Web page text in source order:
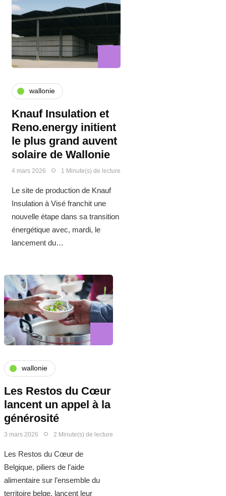
wallonie
Knauf Insulation et
Reno.energy initient
le plus grand auvent
solaire de Wallonie
4 mars 2026 1 Minute(s) de lecture
Le site de production de Knauf
Insulation à Visé franchit une
nouvelle étape dans sa transition
énergétique avec, mardi, le
lancement du…
wallonie
Les Restos du Cœur
lancent un appel à la
générosité
3 mars 2026 2 Minute(s) de lecture
Les Restos du Cœur de
Belgique, piliers de l’aide
alimentaire sur l’ensemble du
territoire belge, lancent leur